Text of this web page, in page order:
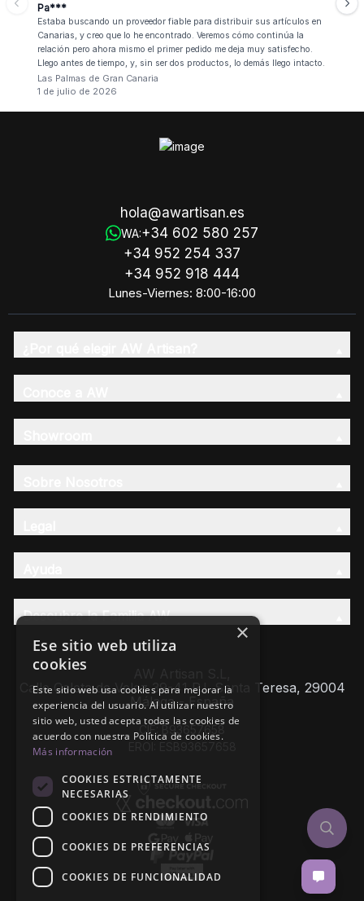
Pa***
Estaba buscando un proveedor fiable para distribuir sus artículos en
Canarias, y creo que lo he encontrado. Veremos cómo continúa la
relación pero ahora mismo el primer pedido me deja muy satisfecho.
Llego antes de tiempo, y, sin ser dos productos, lo demás llego intacto.
Las Palmas de Gran Canaria
1 de julio de 2026
hola@awartisan.es
WA:+34 602 580 257
+34 952 254 337
+34 952 918 444
Lunes-Viernes: 8:00-16:00
Descubre la Familia AW
Calle Caleta de Velez 39-41 P.I. Santa Teresa, 29004
Málaga - España
CIF: B93657658
×
Ese sitio web utiliza
cookies
Este sitio web usa cookies para mejorar la
experiencia del usuario. Al utilizar nuestro
sitio web, usted acepta todas las cookies de
acuerdo con nuestra Política de cookies.
Más información
COOKIES ESTRICTAMENTE
NECESARIAS
COOKIES DE RENDIMIENTO
COOKIES DE PREFERENCIAS
COOKIES DE FUNCIONALIDAD